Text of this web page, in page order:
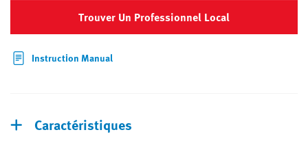
Trouver Un Professionnel Local
Instruction Manual
Caractéristiques